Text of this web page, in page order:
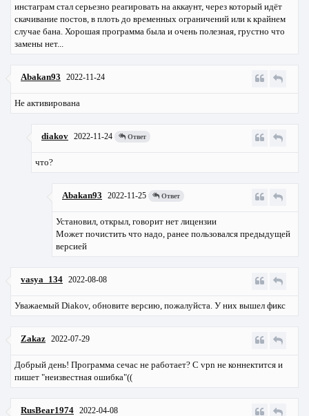
инстаграм стал серьезно реагировать на аккаунт, через который идёт
скачивание постов, в плоть до временных ограничений или к крайнем
случае бана. Хорошая программа была и очень полезная, грустно что
замены нет...
Abakan93 2022-11-24
Не активирована
diakov 2022-11-24 Ответ
что?
Abakan93 2022-11-25 Ответ
Установил, открыл, говорит нет лицензии
Может почистить что надо, ранее пользовался предыдущей
версией
vasya_134 2022-08-08
Уважаемый Diakov, обновите версию, пожалуйста. У них вышел фикс
Zakaz 2022-07-29
Добрый день! Программа сечас не работает? С vpn не коннектится и
пишет "неизвестная ошибка"((
RusBear1974 2022-04-08